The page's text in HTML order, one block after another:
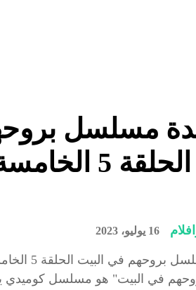
مسلسل
البيت الحلقة
16 يوليو، 2023
مشاهدة
في البيت" هو مسلسل كوميدي